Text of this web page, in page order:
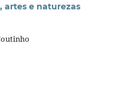
artes e naturezas